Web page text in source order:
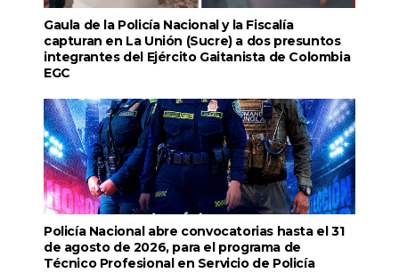
Gaula de la Policía Nacional y la Fiscalía
capturan en La Unión (Sucre) a dos presuntos
integrantes del Ejército Gaitanista de Colombia
EGC
Policía Nacional abre convocatorias hasta el 31
de agosto de 2026, para el programa de
Técnico Profesional en Servicio de Policía